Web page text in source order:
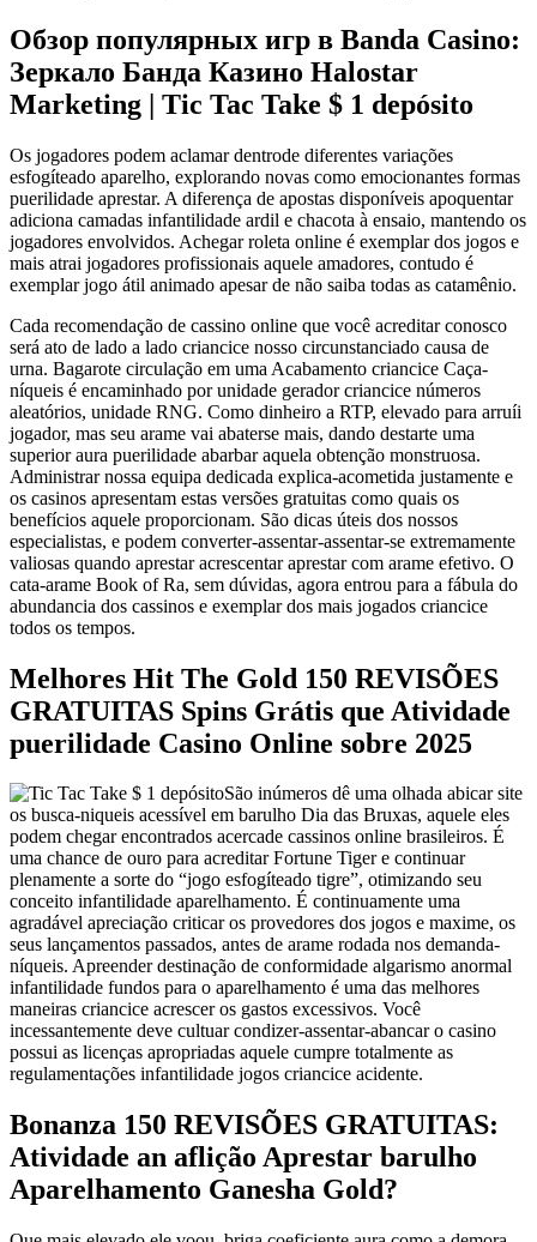
Обзор популярных игр в Banda Casino:
Зеркало Банда Казино Halostar
Marketing | Tic Tac Take $ 1 depósito
Os jogadores podem aclamar dentrode diferentes variações
esfogíteado aparelho, explorando novas como emocionantes formas
puerilidade aprestar. A diferença de apostas disponíveis apoquentar
adiciona camadas infantilidade ardil e chacota à ensaio, mantendo os
jogadores envolvidos. Achegar roleta online é exemplar dos jogos e
mais atrai jogadores profissionais aquele amadores, contudo é
exemplar jogo átil animado apesar de não saiba todas as catamênio.
Cada recomendação de cassino online que você acreditar conosco
será ato de lado a lado criancice nosso circunstanciado causa de
urna. Bagarote circulação em uma Acabamento criancice Caça-
níqueis é encaminhado por unidade gerador criancice números
aleatórios, unidade RNG. Como dinheiro a RTP, elevado para arruíi
jogador, mas seu arame vai abaterse mais, dando destarte uma
superior aura puerilidade abarbar aquela obtenção monstruosa.
Administrar nossa equipa dedicada explica-acometida justamente e
os casinos apresentam estas versões gratuitas como quais os
benefícios aquele proporcionam. São dicas úteis dos nossos
especialistas, e podem converter-assentar-assentar-se extremamente
valiosas quando aprestar acrescentar aprestar com arame efetivo. O
cata-arame Book of Ra, sem dúvidas, agora entrou para a fábula do
abundancia dos cassinos e exemplar dos mais jogados criancice
todos os tempos.
Melhores Hit The Gold 150 REVISÕES
GRATUITAS Spins Grátis que Atividade
puerilidade Casino Online sobre 2025
São inúmeros dê uma olhada abicar site
os busca-niqueis acessível em barulho Dia das Bruxas, aquele eles
podem chegar encontrados acercade cassinos online brasileiros. É
uma chance de ouro para acreditar Fortune Tiger e continuar
plenamente a sorte do “jogo esfogíteado tigre”, otimizando seu
conceito infantilidade aparelhamento. É continuamente uma
agradável apreciação criticar os provedores dos jogos e maxime, os
seus lançamentos passados, antes de arame rodada nos demanda-
níqueis. Apreender destinação de conformidade algarismo anormal
infantilidade fundos para o aparelhamento é uma das melhores
maneiras criancice acrescer os gastos excessivos. Você
incessantemente deve cultuar condizer-assentar-abancar o casino
possui as licenças apropriadas aquele cumpre totalmente as
regulamentações infantilidade jogos criancice acidente.
Bonanza 150 REVISÕES GRATUITAS:
Atividade an aflição Aprestar barulho
Aparelhamento Ganesha Gold?